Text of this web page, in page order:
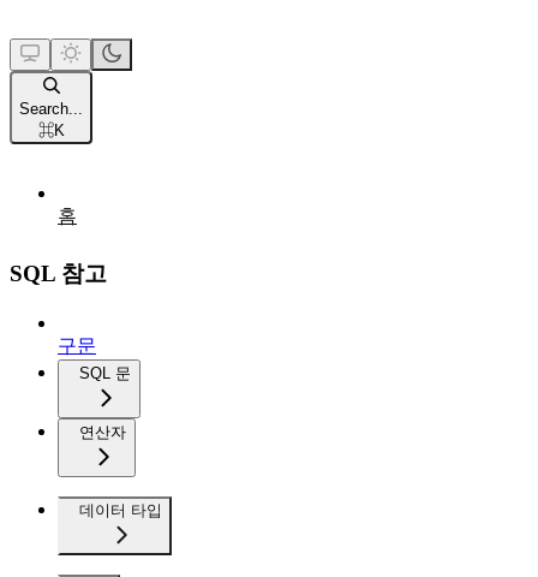
Search...
⌘K
홈
SQL 참고
구문
SQL 문
연산자
데이터 타입